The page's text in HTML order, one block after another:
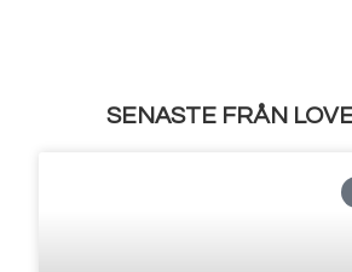
SENASTE FRÅN